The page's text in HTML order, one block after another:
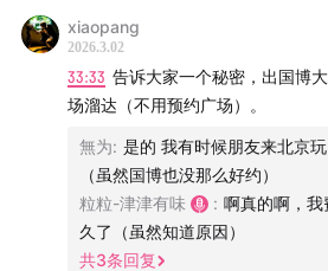
并能够在不看导航的情况下根据一
可能有停车位
认识一个咖啡厅店/酒吧室老板，
兼职混口饭聊闲天的关系
是一个活跃本地群的成员
认识三个40-60岁的朋友(非亲戚
认识三个3-15岁的娃(可以是朋友
天的熟悉度)
xiaopang
2026.3.02
33:33 告诉大家一个秘密，出国博
场溜达（不用预约广场）。
無为: 是的 我有时候朋友来北京
（虽然国博也没那么好约）
粒粒-津津有味
: 啊真的啊，
久了（虽然知道原因）
共3条回复